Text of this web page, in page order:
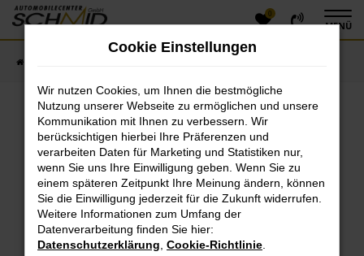
Zum
Hauptinhalt
0
MENÜ
Fehler: Network Error
Beim Laden ist ein Fehler aufgetreten.
Hier sind ein paar Tipps, die dir helfen können:
Überprüfe deine Firewall und deine
Internetverbindung.
Laden andere Webseiten, zum Beispiel deine
Cookie Einstellungen
Wir nutzen Cookies, um Ihnen die bestmögliche
Nutzung unserer Webseite zu ermöglichen und unsere
Kommunikation mit Ihnen zu verbessern. Wir
berücksichtigen hierbei Ihre Präferenzen und
verarbeiten Daten für Marketing und Statistiken nur,
wenn Sie uns Ihre Einwilligung geben. Wenn Sie zu
einem späteren Zeitpunkt Ihre Meinung ändern, können
Sie die Einwilligung jederzeit für die Zukunft widerrufen.
Weitere Informationen zum Umfang der
Datenverarbeitung finden Sie hier:
Datenschutzerklärung Cookie-Richtlinie